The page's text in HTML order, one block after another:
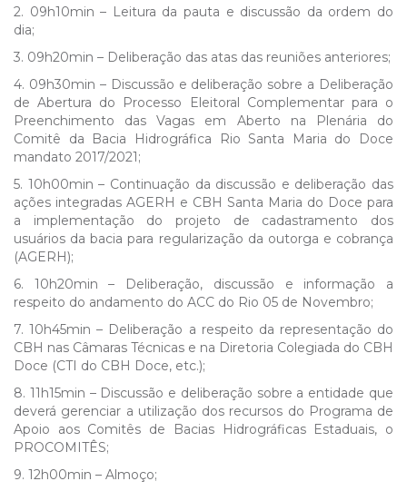
2. 09h10min – Leitura da pauta e discussão da ordem do
dia;
3. 09h20min – Deliberação das atas das reuniões anteriores;
4. 09h30min – Discussão e deliberação sobre a Deliberação
de Abertura do Processo Eleitoral Complementar para o
Preenchimento das Vagas em Aberto na Plenária do
Comitê da Bacia Hidrográfica Rio Santa Maria do Doce
mandato 2017/2021;
5. 10h00min – Continuação da discussão e deliberação das
ações integradas AGERH e CBH Santa Maria do Doce para
a implementação do projeto de cadastramento dos
usuários da bacia para regularização da outorga e cobrança
(AGERH);
6. 10h20min – Deliberação, discussão e informação a
respeito do andamento do ACC do Rio 05 de Novembro;
7. 10h45min – Deliberação a respeito da representação do
CBH nas Câmaras Técnicas e na Diretoria Colegiada do CBH
Doce (CTI do CBH Doce, etc.);
8. 11h15min – Discussão e deliberação sobre a entidade que
deverá gerenciar a utilização dos recursos do Programa de
Apoio aos Comitês de Bacias Hidrográficas Estaduais, o
PROCOMITÊS;
9. 12h00min – Almoço;